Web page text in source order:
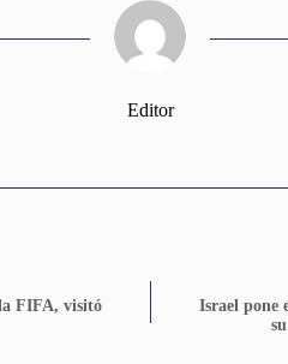
Editor
FIFA, visitó
Israel pone